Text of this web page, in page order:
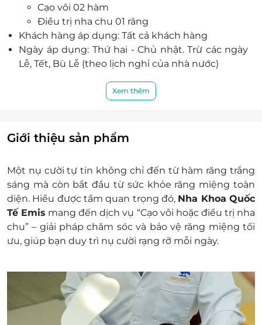
Cạo vôi 02 hàm
Điều trị nha chu 01 răng
Khách hàng áp dụng: Tất cả khách hàng
Ngày áp dụng: Thứ hai - Chủ nhật. Trừ các ngày
Lễ, Tết, Bù Lễ (theo lịch nghỉ của nhà nước)
Thứ 2 - Thứ 7: 8h00 - 19h00
chỉ được sử dụng tối đa 01 phiếu/ 01 gói dịch vụ
(không bù tiền)
đến để được phục vụ tốt nhất:
Điện thoại liên hệ: 0919 100 021 - 0768 117
068
Địa chỉ: 62B Phạm Ngọc Thạch, Phường Võ
Thị Sáu, Quận 3, Thành phố Hồ Chí Minh
Điều kiện khác:
Voucher/e-Coupon
e-Voucher/e-Coupon không có giá trị quy đổi
thành tiền mặt, không trả lại tiền thừa
Không áp dụng đồng thời cùng lúc với các
Xem thêm
Giới thiệu sản phẩm
Một nụ cười tự tin không chỉ đến từ hàm răng trắng
sáng mà còn bắt đầu từ sức khỏe răng miệng toàn
diện. Hiểu được tầm quan trọng đó, Nha Khoa Quốc
Tế Emis mang đến dịch vụ “Cạo vôi hoặc điều trị nha
chu” – giải pháp chăm sóc và bảo vệ răng miệng tối
ưu, giúp bạn duy trì nụ cười rạng rỡ mỗi ngày.